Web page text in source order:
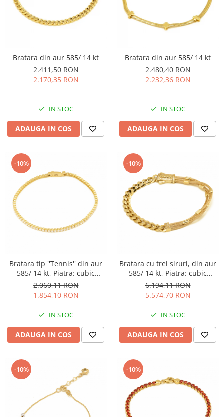
INELE
ACE DE CRAVATA
BRATARI PENTRU PICIOR
INELE
BUTONI
LANTURI TIP ROZARIU
Bratara din aur 585/ 14 kt
2.411,50 RON
2.170,35 RON
IN STOC
ADAUGA IN COS
Bratara din aur 585/ 14 kt
2.480,40 RON
2.232,36 RON
IN STOC
ADAUGA IN COS
-10%
Bratara tip ''Tennis'' din aur
585/ 14 kt, Piatra: cubic
zirconia, Culoare:
transparenta
2.060,11 RON
1.854,10 RON
IN STOC
ADAUGA IN COS
-10%
Bratara cu trei siruri, din aur
585/ 14 kt, Piatra: cubic
zirconia, Culoare:
transparenta
6.194,11 RON
5.574,70 RON
IN STOC
ADAUGA IN COS
-10% -10%